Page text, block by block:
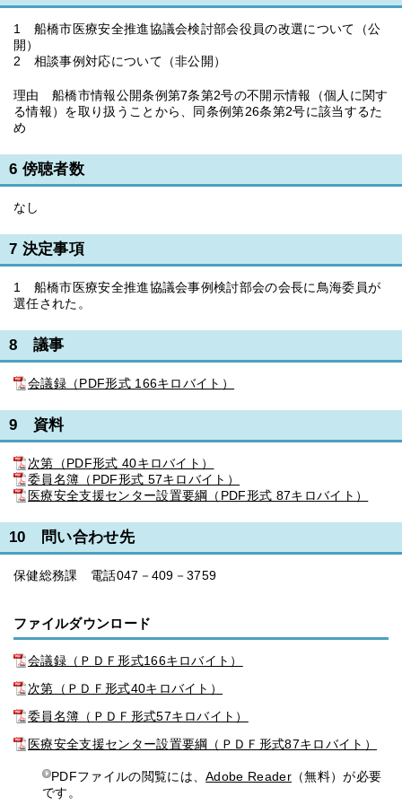
1 船橋市医療安全推進協議会検討部会役員の改選について（公
開）
2 相談事例対応について（非公開）
理由 船橋市情報公開条例第7条第2号の不開示情報（個人に関す
る情報）を取り扱うことから、同条例第26条第2号に該当するた
め
6 傍聴者数
なし
7 決定事項
1 船橋市医療安全推進協議会事例検討部会の会長に鳥海委員が
選任された。
8 議事
会議録（PDF形式 166キロバイト）
9 資料
次第（PDF形式 40キロバイト）
委員名簿（PDF形式 57キロバイト）
医療安全支援センター設置要綱（PDF形式 87キロバイト）
10 問い合わせ先
保健総務課 電話047－409－3759
ファイルダウンロード
会議録（ＰＤＦ形式166キロバイト）
次第（ＰＤＦ形式40キロバイト）
委員名簿（ＰＤＦ形式57キロバイト）
医療安全支援センター設置要綱（ＰＤＦ形式87キロバイト）
PDFファイルの閲覧には、Adobe Reader （無料）が必要
です。